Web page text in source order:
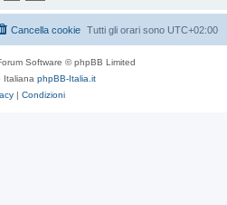
Tutti gli orari sono UTC+02:00
Cancella cookie
Software © phpBB Limited
Italiana phpBB-Italia.it
| Condizioni